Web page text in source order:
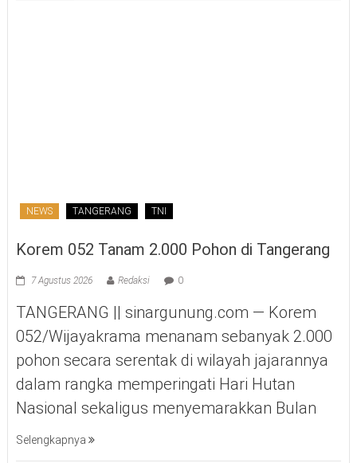
NEWS TANGERANG TNI
Korem 052 Tanam 2.000 Pohon di Tangerang
7 Agustus 2026 Redaksi 0
TANGERANG || sinargunung.com — Korem
052/Wijayakrama menanam sebanyak 2.000
pohon secara serentak di wilayah jajarannya
dalam rangka memperingati Hari Hutan
Nasional sekaligus menyemarakkan Bulan
Selengkapnya